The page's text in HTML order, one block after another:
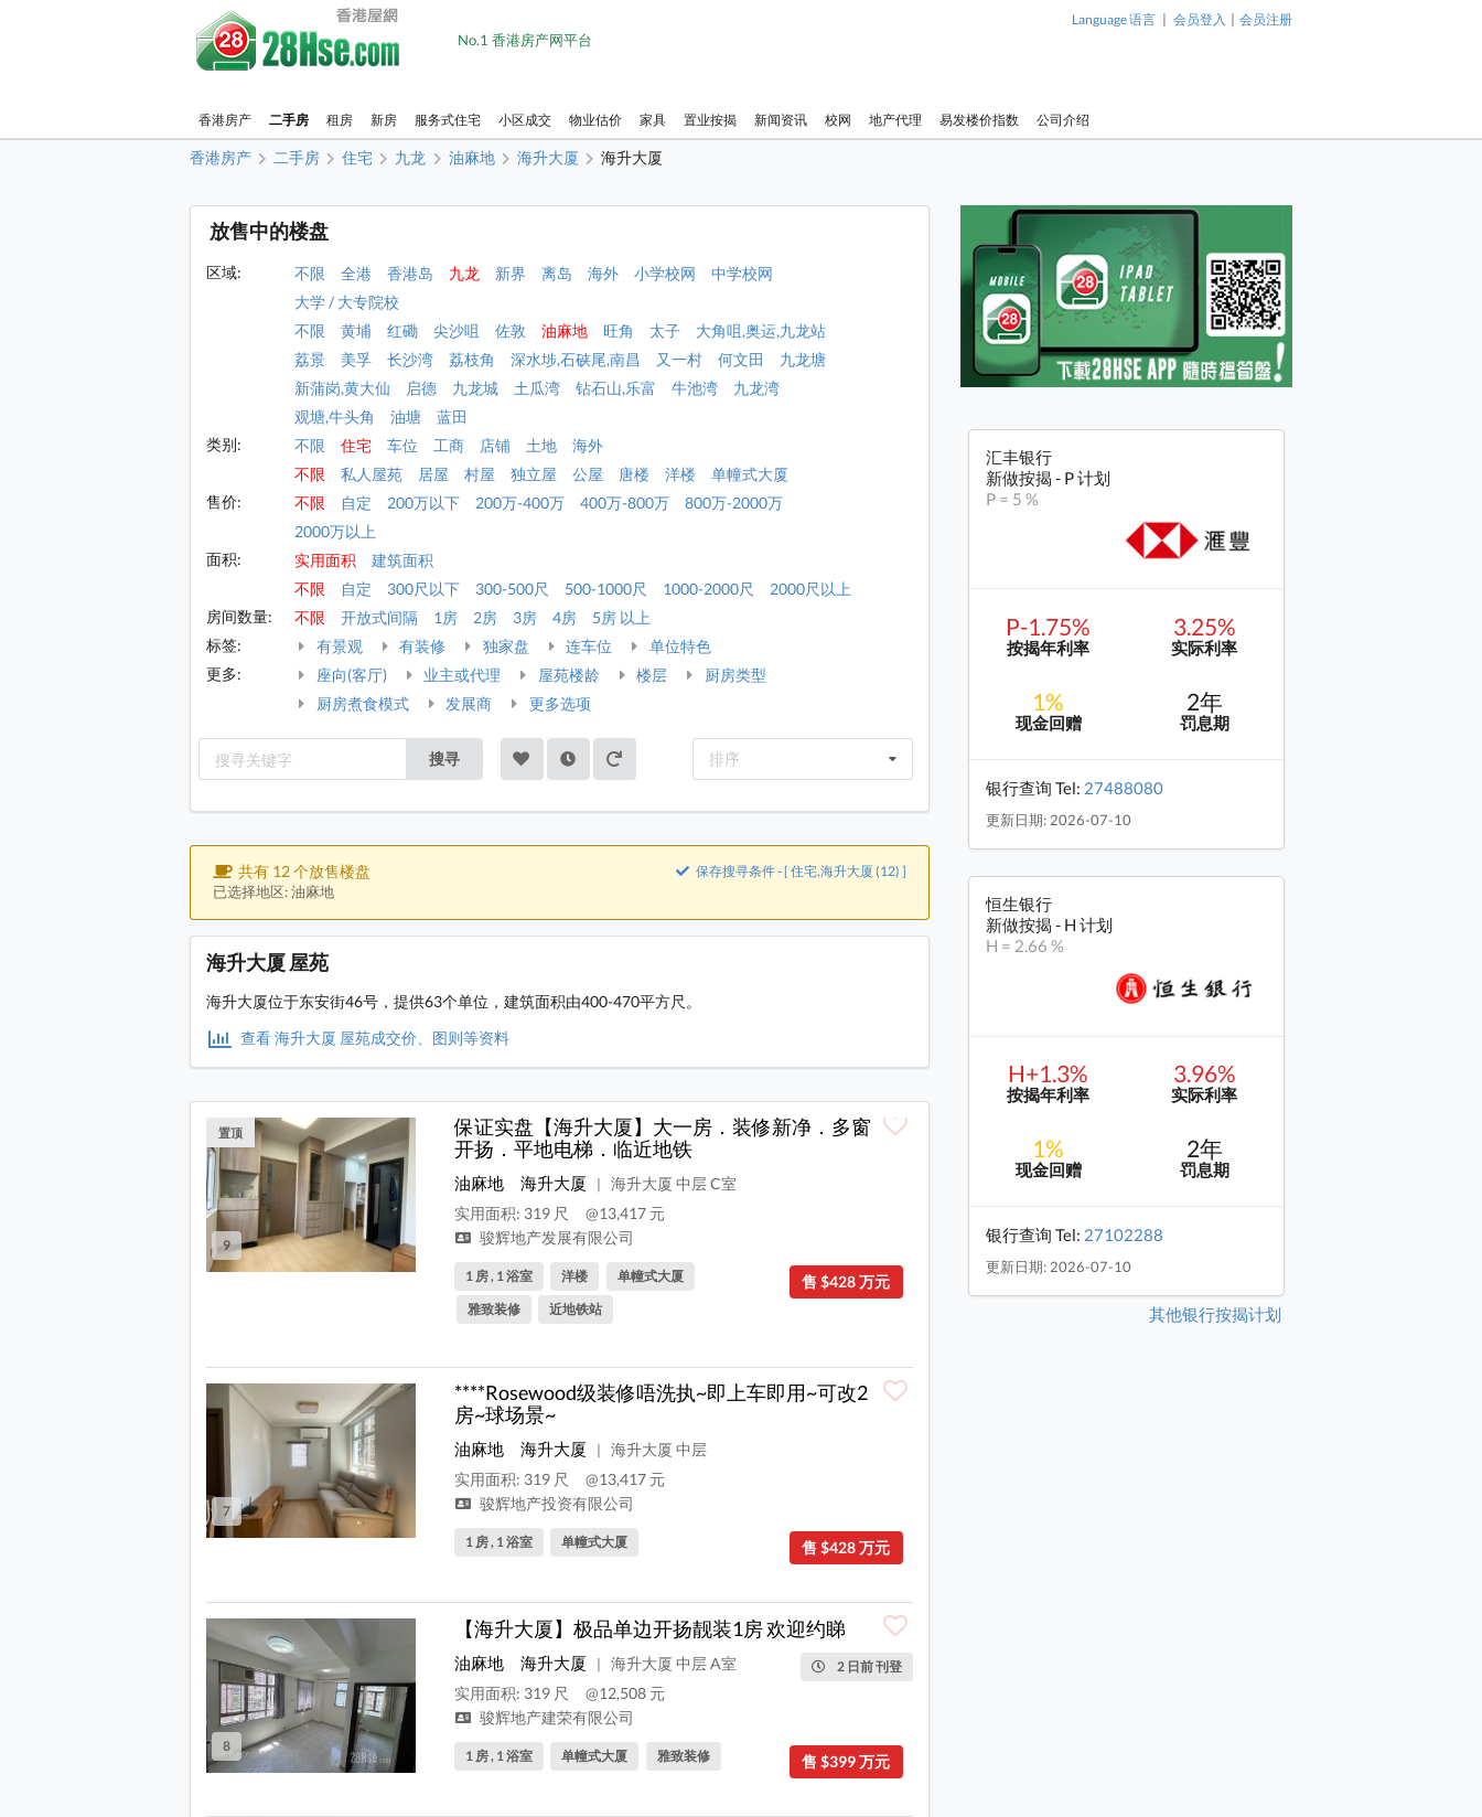
No.1 香港房产网平台
Language 语言 | 会员登入 | 会员注册
香港房产 二手房 租房 新房 服务式住宅 小区成交 物业估价 家具 置业按揭 新闻资讯 校网 地产代理 易发楼价指数 公司介绍
香港房产 二手房 住宅 九龙 油麻地 海升大厦 海升大厦
放售中的楼盘
区域: 不限 全港 香港岛 九龙 新界 离岛 海外 小学校网
中学校网
大学 / 大专院校
不限
黄埔 红磡 尖沙咀 佐敦 油麻地 旺角 太子
大角咀,奥运,九龙站
荔景
美孚 长沙湾 荔枝角 深水埗,石硖尾,南昌 又一村 何文田
九龙塘
新蒲岗,黄大仙
启德 九龙城 土瓜湾 钻石山,乐富 牛池湾
九龙湾
观塘,牛头角
油塘
蓝田
类别:
不限 住宅 车位 工商 店铺 土地
海外
不限
私人屋苑 居屋 村屋 独立屋 公屋 唐楼 洋楼
单幢式大厦
售价:
不限 自定 200万以下 200万-400万 400万-800万
800万-2000万
2000万以上
面积:
实用面积
建筑面积
不限
自定 300尺以下 300-500尺 500-1000尺 1000-2000尺
2000尺以上
房间数量:
不限 开放式间隔 1房 2房 3房 4房
5房 以上
标签:
有景观 有装修 独家盘 连车位
单位特色
更多:
座向(客厅) 业主或代理 屋苑楼龄 楼层
厨房类型
厨房煮食模式
发展商 更多选项
搜寻 排序
共有 12 个放售楼盘
已选择地区: 油麻地
保存搜寻条件 - [ 住宅,海升大厦 (12) ]
海升大厦 屋苑
海升大厦位于东安街46号，提供63个单位，建筑面积由400-470平方尺。
查看 海升大厦 屋苑成交价、图则等资料
9
置顶
保证实盘【海升大厦】大一房．装修新净．多窗
开扬．平地电梯．临近地铁
油麻地 海升大厦 |
海升大厦 中层 C室
实用面积: 319 尺
@13,417 元
骏辉地产发展有限公司
售 $428 万元
1 房 , 1 浴室 洋楼
单幢式大厦
雅致装修
近地铁站
7
****Rosewood级装修唔洗执~即上车即用~可改2
房~球场景~
油麻地 海升大厦 |
海升大厦 中层
实用面积: 319 尺
@13,417 元
骏辉地产投资有限公司
售 $428 万元
1 房 , 1 浴室 单幢式大厦
8
【海升大厦】极品单边开扬靓装1房 欢迎约睇
2 日前 刊登
油麻地 海升大厦 |
海升大厦 中层 A室
实用面积: 319 尺
@12,508 元
骏辉地产建荣有限公司
售 $399 万元
1 房 , 1 浴室 单幢式大厦 雅致装修
汇丰银行
新做按揭 - P 计划
P = 5 %
P-1.75%
按揭年利率
3.25%
实际利率
1%
现金回赠
2年
罚息期
银行查询 Tel: 27488080
更新日期: 2026-07-10
恒生银行
新做按揭 - H 计划
H = 2.66 %
H+1.3%
按揭年利率
3.96%
实际利率
1%
现金回赠
2年
罚息期
银行查询 Tel: 27102288
更新日期: 2026-07-10
其他银行按揭计划